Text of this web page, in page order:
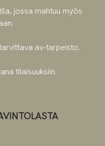
jossa mahtuu myös
av-tarpeisto.
tilaisuuksiin.